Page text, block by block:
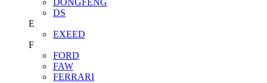
DS
E
EXEED
F
FORD
FAW
FERRARI